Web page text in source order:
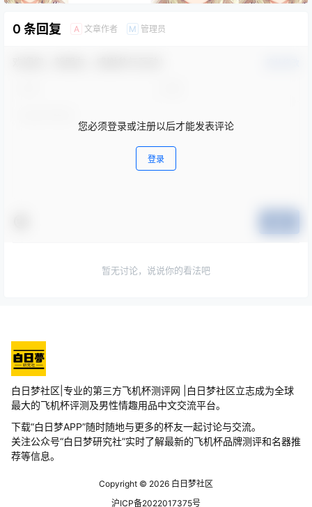
0 条回复 A 文章作者 M 管理员
您必须登录或注册以后才能发表评论
登录
暂无讨论，说说你的看法吧
白日梦社区|专业的第三方飞机杯测评网 |白日梦社区立志成为全球
最大的飞机杯评测及男性情趣用品中文交流平台。
下载“白日梦APP”随时随地与更多的杯友一起讨论与交流。
关注公众号“白日梦研究社”实时了解最新的飞机杯品牌测评和名器推
荐等信息。
Copyright © 2026 白日梦社区
沪ICP备2022017375号